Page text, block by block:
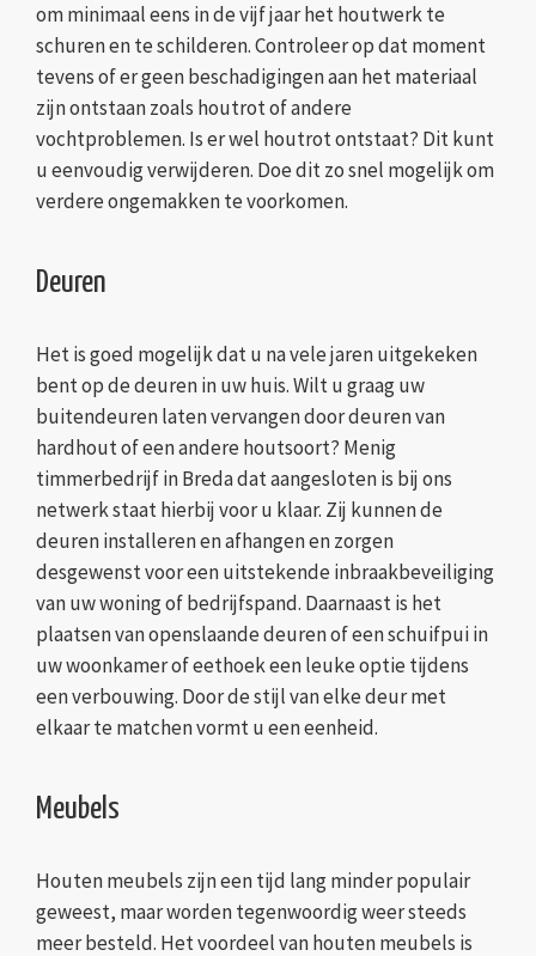
om minimaal eens in de vijf jaar het houtwerk te
schuren en te schilderen. Controleer op dat moment
tevens of er geen beschadigingen aan het materiaal
zijn ontstaan zoals houtrot of andere
vochtproblemen. Is er wel houtrot ontstaat? Dit kunt
u eenvoudig verwijderen. Doe dit zo snel mogelijk om
verdere ongemakken te voorkomen.
Deuren
Het is goed mogelijk dat u na vele jaren uitgekeken
bent op de deuren in uw huis. Wilt u graag uw
buitendeuren laten vervangen door deuren van
hardhout of een andere houtsoort? Menig
timmerbedrijf in Breda dat aangesloten is bij ons
netwerk staat hierbij voor u klaar. Zij kunnen de
deuren installeren en afhangen en zorgen
desgewenst voor een uitstekende inbraakbeveiliging
van uw woning of bedrijfspand. Daarnaast is het
plaatsen van openslaande deuren of een schuifpui in
uw woonkamer of eethoek een leuke optie tijdens
een verbouwing. Door de stijl van elke deur met
elkaar te matchen vormt u een eenheid.
Meubels
Houten meubels zijn een tijd lang minder populair
geweest, maar worden tegenwoordig weer steeds
meer besteld. Het voordeel van houten meubels is